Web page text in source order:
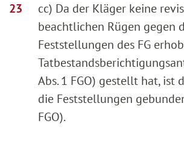
cc) Da der Kläger keine
beachtlichen Rügen gegen
Feststellungen des FG
Abs. 1 FGO) gestellt hat, ist
die Feststellungen
FGO).